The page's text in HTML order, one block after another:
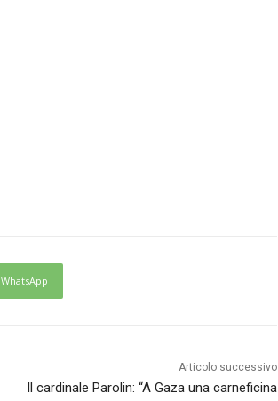
WhatsApp
Articolo successivo
Il cardinale Parolin: “A Gaza una carneficina